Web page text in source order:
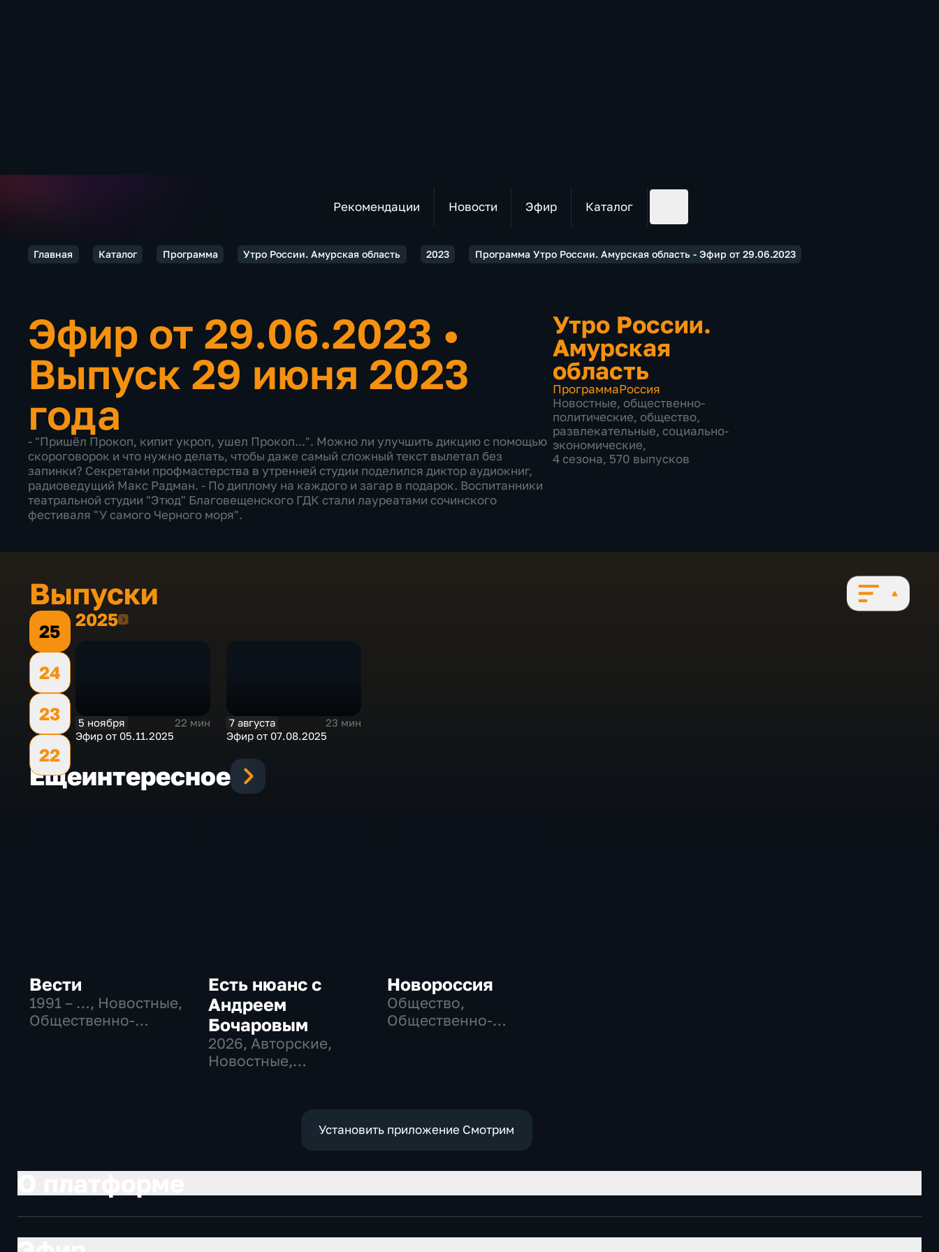
Рекомендации Новости Эфир Каталог
Главная Каталог Программа Утро России. Амурская область 2023 Программа Утро России. Амурская область - Эфир от 29.06.2023
Эфир от 29.06.2023 •
Выпуск 29 июня 2023
года
- "Пришёл Прокоп, кипит укроп, ушел Прокоп...". Можно ли улучшить дикцию с помощью
скороговорок и что нужно делать, чтобы даже самый сложный текст вылетал без
запинки? Секретами профмастерства в утренней студии поделился диктор аудиокниг,
радиоведущий Макс Радман. - По диплому на каждого и загар в подарок. Воспитанники
театральной студии "Этюд" Благовещенского ГДК стали лауреатами сочинского
фестиваля "У самого Черного моря".
Утро России.
Амурская
область
ПрограммаРоссия
Новостные, общественно-
политические, общество,
развлекательные, социально-
экономические,
4 сезона, 570 выпусков
Выпуски
25
24
23
22
20252025
5 ноября
22 мин
Эфир от 05.11.2025
7 августа
23 мин
Эфир от 07.08.2025
Ещеинтересное
Вести
1991 – …, Новостные,
Общественно-
Есть нюанс с
Андреем
Бочаровым
2026, Авторские,
Новостные,
Новороссия
Общество,
Общественно-
Установить приложение Смотрим